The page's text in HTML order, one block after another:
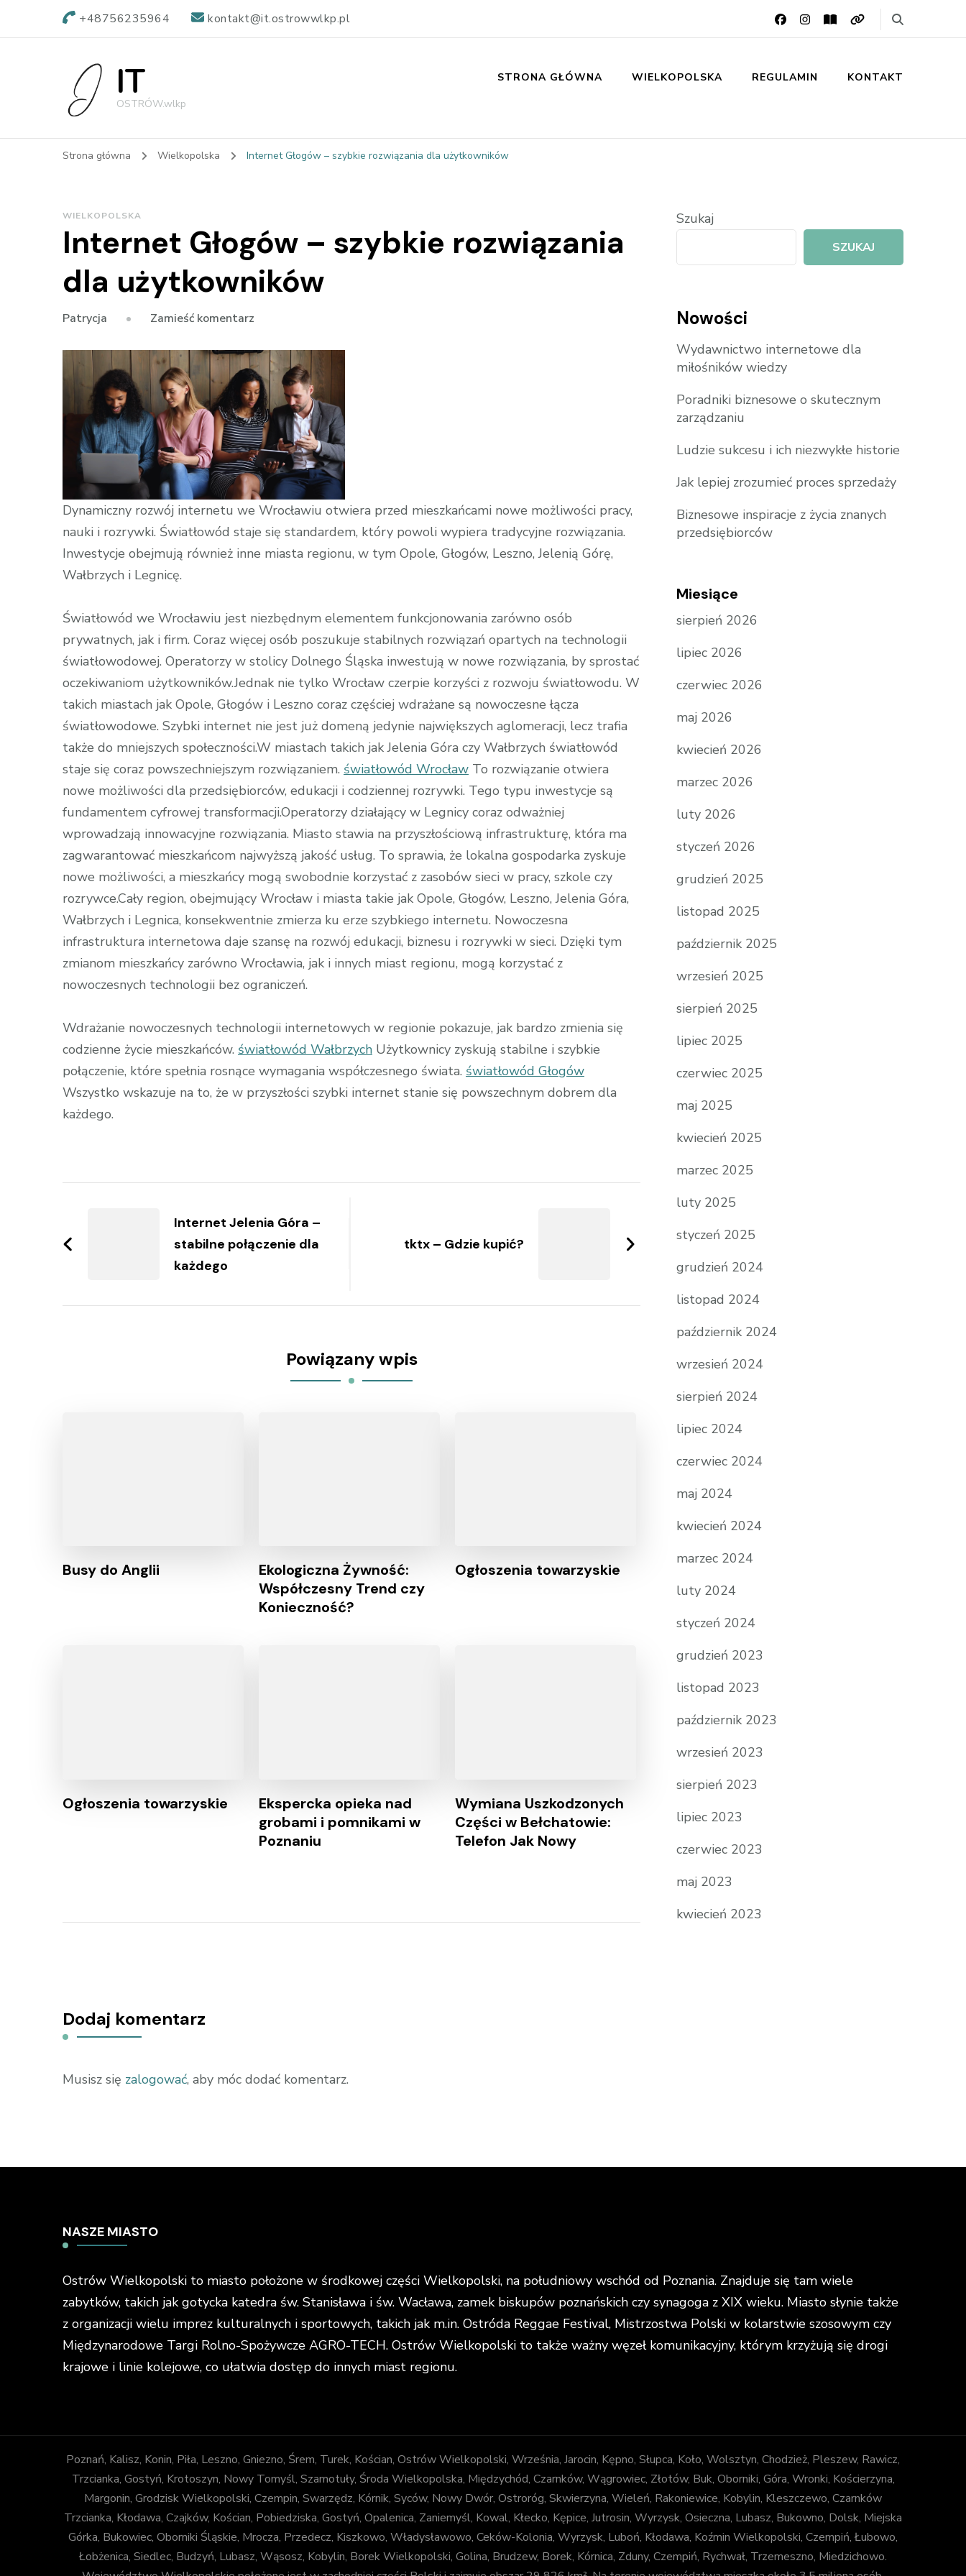
+48756235964 kontakt@it.ostrowwlkp.pl
IT
OSTRÓW.wlkp
STRONA GŁÓWNA WIELKOPOLSKA REGULAMIN KONTAKT
Strona główna Wielkopolska Internet Głogów – szybkie rozwiązania dla użytkowników
WIELKOPOLSKA
Internet Głogów – szybkie rozwiązania
dla użytkowników
Patrycja Zamieść komentarz
Internet
Głogów
–
szybkie
rozwiązania
dla
użytkowników
Dynamiczny rozwój internetu we Wrocławiu otwiera przed mieszkańcami nowe możliwości pracy,
nauki i rozrywki. Światłowód staje się standardem, który powoli wypiera tradycyjne rozwiązania.
Inwestycje obejmują również inne miasta regionu, w tym Opole, Głogów, Leszno, Jelenią Górę,
Wałbrzych i Legnicę.
Światłowód we Wrocławiu jest niezbędnym elementem funkcjonowania zarówno osób
prywatnych, jak i firm. Coraz więcej osób poszukuje stabilnych rozwiązań opartych na technologii
światłowodowej. Operatorzy w stolicy Dolnego Śląska inwestują w nowe rozwiązania, by sprostać
oczekiwaniom użytkowników.Jednak nie tylko Wrocław czerpie korzyści z rozwoju światłowodu. W
takich miastach jak Opole, Głogów i Leszno coraz częściej wdrażane są nowoczesne łącza
światłowodowe. Szybki internet nie jest już domeną jedynie największych aglomeracji, lecz trafia
także do mniejszych społeczności.W miastach takich jak Jelenia Góra czy Wałbrzych światłowód
staje się coraz powszechniejszym rozwiązaniem. światłowód Wrocław To rozwiązanie otwiera
nowe możliwości dla przedsiębiorców, edukacji i codziennej rozrywki. Tego typu inwestycje są
fundamentem cyfrowej transformacji.Operatorzy działający w Legnicy coraz odważniej
wprowadzają innowacyjne rozwiązania. Miasto stawia na przyszłościową infrastrukturę, która ma
zagwarantować mieszkańcom najwyższą jakość usług. To sprawia, że lokalna gospodarka zyskuje
nowe możliwości, a mieszkańcy mogą swobodnie korzystać z zasobów sieci w pracy, szkole czy
rozrywce.Cały region, obejmujący Wrocław i miasta takie jak Opole, Głogów, Leszno, Jelenia Góra,
Wałbrzych i Legnica, konsekwentnie zmierza ku erze szybkiego internetu. Nowoczesna
infrastruktura internetowa daje szansę na rozwój edukacji, biznesu i rozrywki w sieci. Dzięki tym
zmianom mieszkańcy zarówno Wrocławia, jak i innych miast regionu, mogą korzystać z
nowoczesnych technologii bez ograniczeń.
Wdrażanie nowoczesnych technologii internetowych w regionie pokazuje, jak bardzo zmienia się
codzienne życie mieszkańców. światłowód Wałbrzych Użytkownicy zyskują stabilne i szybkie
połączenie, które spełnia rosnące wymagania współczesnego świata. światłowód Głogów
Wszystko wskazuje na to, że w przyszłości szybki internet stanie się powszechnym dobrem dla
każdego.
wpisy
Internet Jelenia Góra –
stabilne połączenie dla
każdego
tktx – Gdzie kupić?
Powiązany wpis
Busy do Anglii
Ekologiczna Żywność:
Współczesny Trend czy
Konieczność?
Ogłoszenia towarzyskie
Ogłoszenia towarzyskie
Ekspercka opieka nad
grobami i pomnikami w
Poznaniu
Wymiana Uszkodzonych
Części w Bełchatowie:
Telefon Jak Nowy
Dodaj komentarz
Musisz się zalogować, aby móc dodać komentarz.
Szukaj
SZUKAJ
Nowości
Wydawnictwo internetowe dla
miłośników wiedzy
Poradniki biznesowe o skutecznym
zarządzaniu
Ludzie sukcesu i ich niezwykłe historie
Jak lepiej zrozumieć proces sprzedaży
Biznesowe inspiracje z życia znanych
przedsiębiorców
Miesiące
sierpień 2026
lipiec 2026
czerwiec 2026
maj 2026
kwiecień 2026
marzec 2026
luty 2026
styczeń 2026
grudzień 2025
listopad 2025
październik 2025
wrzesień 2025
sierpień 2025
lipiec 2025
czerwiec 2025
maj 2025
kwiecień 2025
marzec 2025
luty 2025
styczeń 2025
grudzień 2024
listopad 2024
październik 2024
wrzesień 2024
sierpień 2024
lipiec 2024
czerwiec 2024
maj 2024
kwiecień 2024
marzec 2024
luty 2024
styczeń 2024
grudzień 2023
listopad 2023
październik 2023
wrzesień 2023
sierpień 2023
lipiec 2023
czerwiec 2023
maj 2023
kwiecień 2023
NASZE MIASTO
Ostrów Wielkopolski to miasto położone w środkowej części Wielkopolski, na południowy wschód od Poznania. Znajduje się tam wiele
zabytków, takich jak gotycka katedra św. Stanisława i św. Wacława, zamek biskupów poznańskich czy synagoga z XIX wieku. Miasto słynie także
z organizacji wielu imprez kulturalnych i sportowych, takich jak m.in. Ostróda Reggae Festival, Mistrzostwa Polski w kolarstwie szosowym czy
Międzynarodowe Targi Rolno-Spożywcze AGRO-TECH. Ostrów Wielkopolski to także ważny węzeł komunikacyjny, którym krzyżują się drogi
krajowe i linie kolejowe, co ułatwia dostęp do innych miast regionu.
Poznań, Kalisz, Konin, Piła, Leszno, Gniezno, Śrem, Turek, Kościan, Ostrów Wielkopolski, Września, Jarocin, Kępno, Słupca, Koło, Wolsztyn, Chodzież, Pleszew, Rawicz,
Trzcianka, Gostyń, Krotoszyn, Nowy Tomyśl, Szamotuły, Środa Wielkopolska, Międzychód, Czarnków, Wągrowiec, Złotów, Buk, Oborniki, Góra, Wronki, Kościerzyna,
Margonin, Grodzisk Wielkopolski, Czempin, Swarzędz, Kórnik, Syców, Nowy Dwór, Ostroróg, Skwierzyna, Wieleń, Rakoniewice, Kobylin, Kleszczewo, Czarnków
Trzcianka, Kłodawa, Czajków, Kościan, Pobiedziska, Gostyń, Opalenica, Zaniemyśl, Kowal, Kłecko, Kępice, Jutrosin, Wyrzysk, Osieczna, Lubasz, Bukowno, Dolsk, Miejska
Górka, Bukowiec, Oborniki Śląskie, Mrocza, Przedecz, Kiszkowo, Władysławowo, Ceków-Kolonia, Wyrzysk, Luboń, Kłodawa, Koźmin Wielkopolski, Czempiń, Łubowo,
Łobżenica, Siedlec, Budzyń, Lubasz, Wąsosz, Kobylin, Borek Wielkopolski, Golina, Brudzew, Borek, Kórnica, Zduny, Czempiń, Rychwał, Trzemeszno, Miedzichowo.